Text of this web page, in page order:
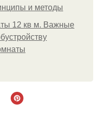
и методы
12 кв м. Важные